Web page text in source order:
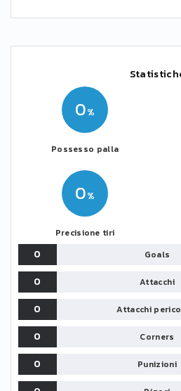
0
Possesso palla
0
Precisione tiri
0 Goals
0
Attacchi
0
Attacchi
0
Corners
0
Punizioni